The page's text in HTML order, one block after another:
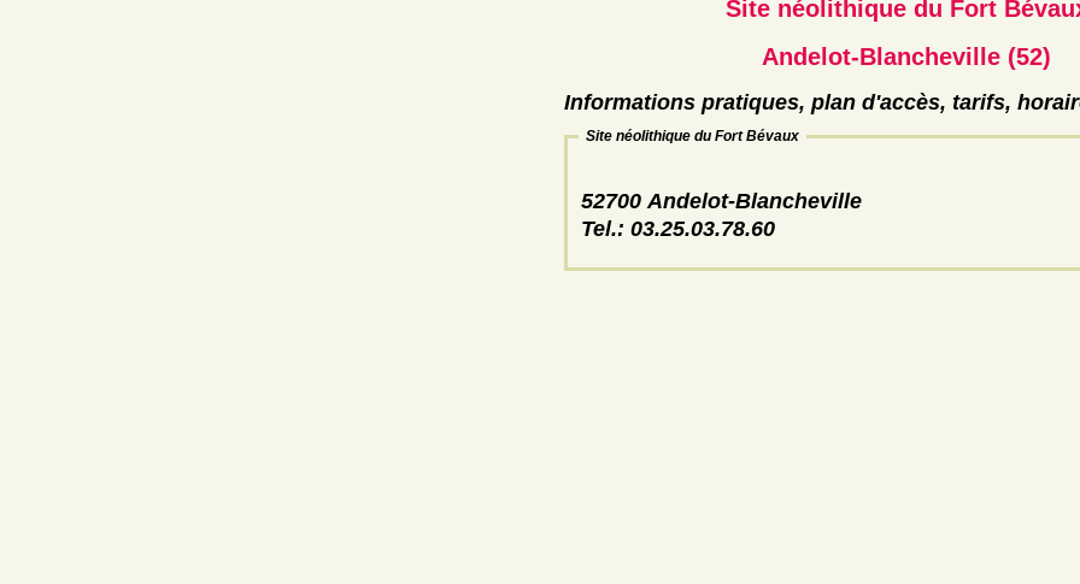
Site néolithique du Fort
Andelot-Blancheville (52)
Informations pratiques, plan d'accès, tarifs,
Site néolithique du Fort Bévaux
52700 Andelot-Blancheville
Tel.: 03.25.03.78.60